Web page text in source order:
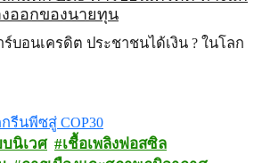
ออกของนายทุน
บอนเครดิต ประชาชนได้เงิน ? ในโลก
บนิเวศ
เชื้อเพลิงฟอสซิล